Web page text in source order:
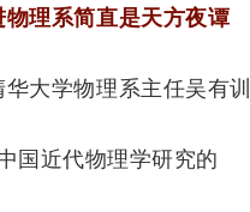
物理系简直是天方夜谭
华大学物理系主任吴有训
国近代物理学研究的